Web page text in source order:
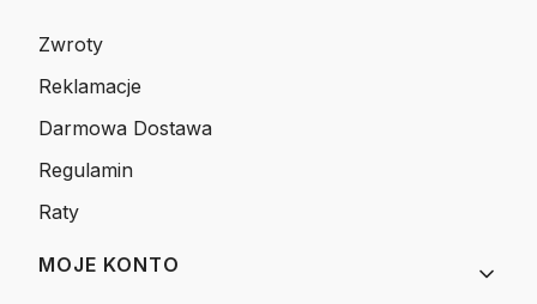
Zwroty
Reklamacje
Darmowa Dostawa
Regulamin
Raty
MOJE KONTO